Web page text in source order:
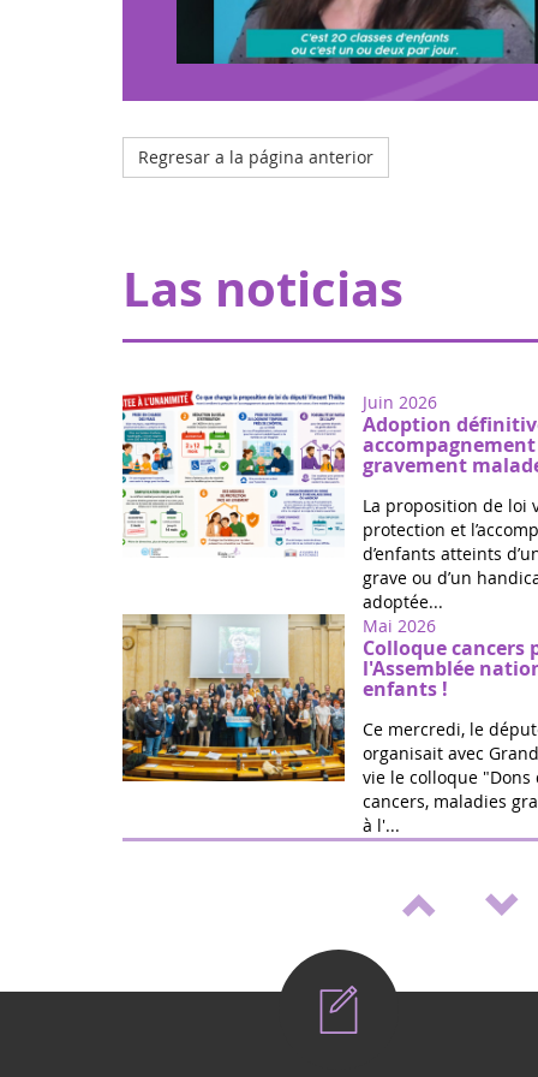
Regresar a la página anterior
Las noticias
Juin 2026
Adoption
gravement
La proposition de loi
protection et
d’enfants atteints
grave ou d’un
adoptée...
Mai 2026
Colloque cancers
l'Assemblée
enfants !
Ce mercredi, le
organisait avec
vie le colloque
cancers, maladies
à l'...
Mai 2026
de loi de Marie
vie et la fédération
proposition de loi